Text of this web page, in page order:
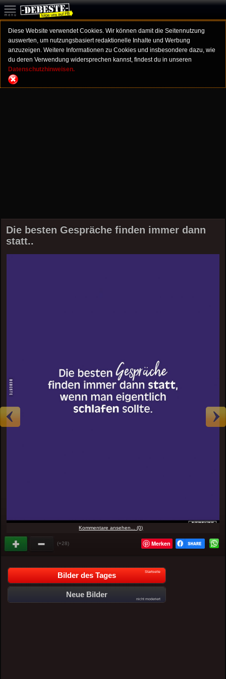
Diese Website verwendet Cookies. Wir können damit die Seitennutzung
auswerten, um nutzungsbasiert redaktionelle Inhalte und Werbung
anzuzeigen. Weitere Informationen zu Cookies und insbesondere dazu, wie
du deren Verwendung widersprechen kannst, findest du in unseren
Datenschutzhinweisen.
Die besten Gespräche finden immer dann
statt..
Kommentare ansehen... (0)
(+28) Merken
Bilder des Tages Startseite
Neue Bilder
nicht moderiert